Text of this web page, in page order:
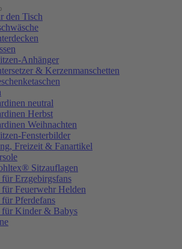
den Tisch
Anhänger
& Kerzenmanschetten
neutral
Herbst
Weihnachten
Fensterbilder
Freizeit & Fanartikel
Sitzauflagen
Erzgebirgsfans
Feuerwehr Helden
Pferdefans
Kinder & Babys